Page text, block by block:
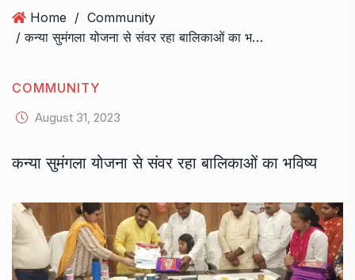
Home / Community
/ कन्या सुमंगला योजना से संवर रहा बालिकाओं का भविष्य
COMMUNITY
August 31, 2023
कन्या सुमंगला योजना से संवर रहा बालिकाओं का भविष्य